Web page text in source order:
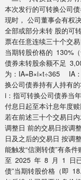
本次发行的可转换公司
现时， 公司董事会有权
全部或部分未转 股的
票在任意连续三十个交
当期转股价格的 130%
债券未转股余额不足
为：IA=B×i×t÷365 IA
换公司债券持有人持有
i：指可转换公司债券当
付息日起至本计息年度
若在前述三十个交易日
调整日 前的交易日按调
日及之后的交易日 按
能触发“信测转债”有
至 2025 年 8 月 1 日已
债”当期转股价格（即